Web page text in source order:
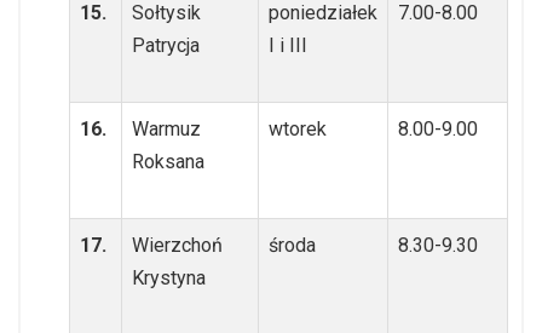
15.
Sołtysik
Patrycja
poniedziałek
I i III
7.00-8.00
16.
Warmuz
Roksana
wtorek 8.00-9.00
17.
Wierzchoń
Krystyna
środa 8.30-9.30